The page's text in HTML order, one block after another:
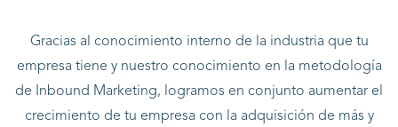
Gracias al conocimiento interno de la industria que tu
empresa tiene y nuestro conocimiento en la metodología
de Inbound Marketing, logramos en conjunto aumentar el
crecimiento de tu empresa con la adquisición de más y